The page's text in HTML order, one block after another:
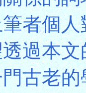
者個
過本
古老